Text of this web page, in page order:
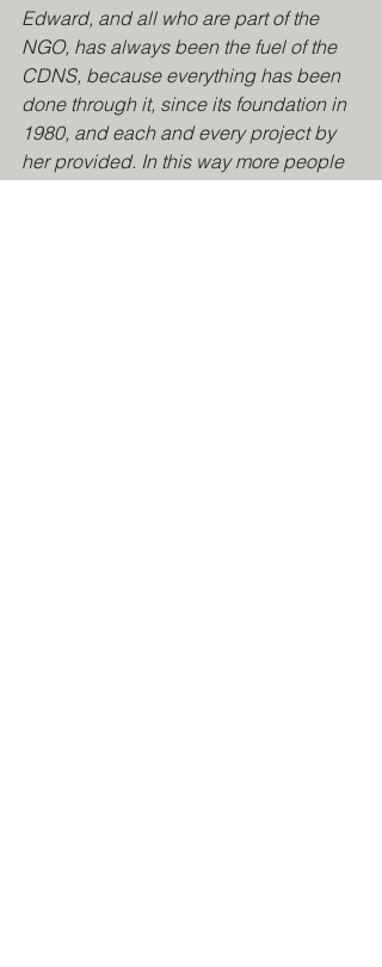
Edward, and all who are part of the
NGO, has always been the fuel of the
CDNS, because everything has been
done through it, since its foundation in
1980, and each and every project by
her provided. In this way more people